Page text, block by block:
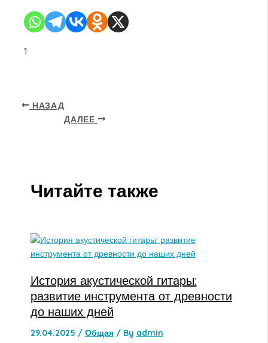
1
НАЗАД
ДАЛЕЕ
Читайте также
История акустической гитары:
развитие инструмента от древности
до наших дней
29.04.2025 / Общая/ By admin